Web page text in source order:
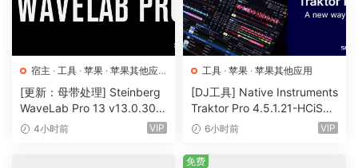
宿主 · 工具 · 苹果 · 苹果其他应
用
苹果宿主
[更新：母带处理] Steinberg
WaveLab Pro 13 v13.0.30
+安装方法 [WiN, MacOSX]
4小时前 VIP
工具 · 苹果 · 苹果其他应用
[DJ工具] Native Instruments
Traktor Pro 4.5.1.21-HCiSO
[MacOSX]（402.83MB）
6小时前 VIP
免费